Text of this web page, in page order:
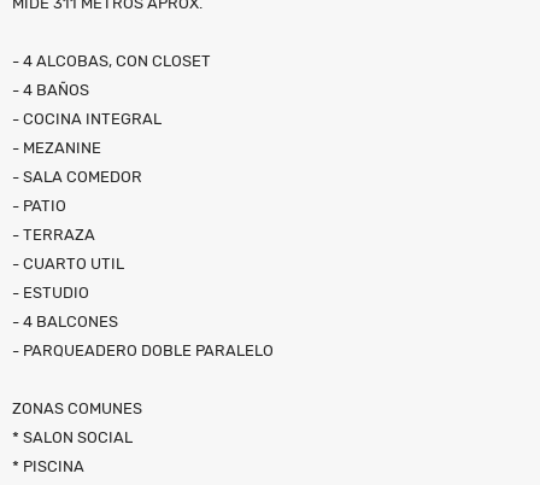
- 4 ALCOBAS, CON CLOSET
- 4 BAÑOS
- COCINA INTEGRAL
- MEZANINE
- SALA COMEDOR
- PATIO
- TERRAZA
- CUARTO UTIL
- ESTUDIO
- 4 BALCONES
- PARQUEADERO DOBLE PARALELO
ZONAS COMUNES
* SALON SOCIAL
* PISCINA